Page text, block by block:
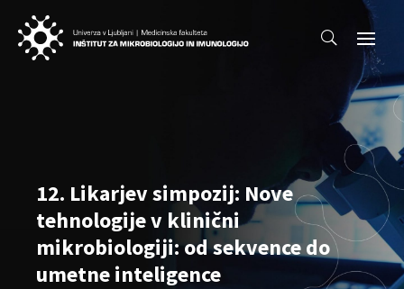
12. Likarjev simpozij: Nove
tehnologije v klinični
mikrobiologiji: od sekvence do
umetne inteligence